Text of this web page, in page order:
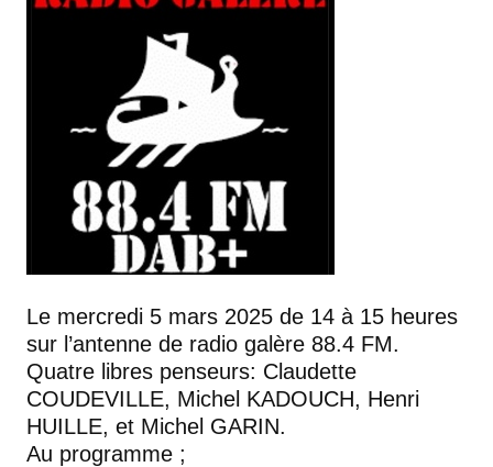
Le mercredi 5 mars 2025 de 14 à 15 heures
sur l’antenne de radio galère 88.4 FM.
Quatre libres penseurs: Claudette
COUDEVILLE, Michel KADOUCH, Henri
HUILLE, et Michel GARIN.
Au programme ;